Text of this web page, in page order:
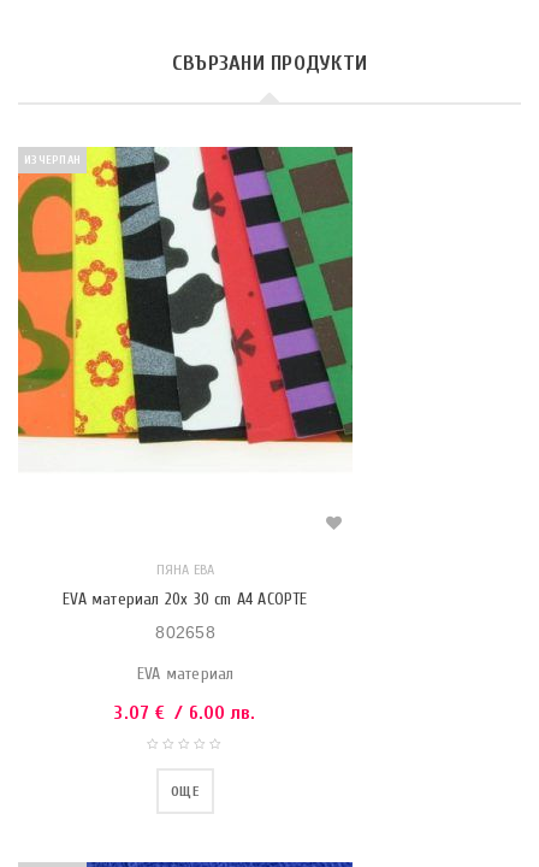
СВЪРЗАНИ ПРОДУКТИ
ИЗЧЕРПАН
ПЯНА ЕВА
EVA материал 20x 30 cm A4 АСОРТЕ
802658
EVA материал
3.07 € / 6.00 лв.
ОЩЕ